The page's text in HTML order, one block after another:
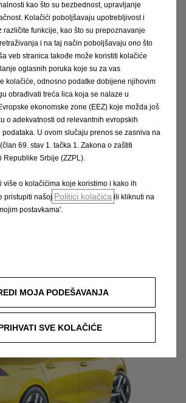
kao što su bezbednost, upravljanje
Kolačići poboljšavaju upotrebljivost i
različite funkcije, kao što su prepoznavanje
i na taj način poboljšavaju ono što
veb stranica takođe može koristiti kolačiće
oglasnih poruka koje su za vas
kolačiće, odnosno podatke dobijene njihovim
obrađivati treća lica koja se nalaze u
ekonomske zone (EEZ) koje možda još
o adekvatnosti od relevantnih evropskih
podataka. U ovom slučaju prenos se zasniva na
69. stav 1. tačka 1. Zakona o zaštiti
Republike Srbije (ZZPL).
više o kolačićima koje koristimo i kako ih
pristupiti našoj Politici kolačića ili kliknuti na
postavkama'.
MOJA PODEŠAVANJA
SVE KOLAČIĆE